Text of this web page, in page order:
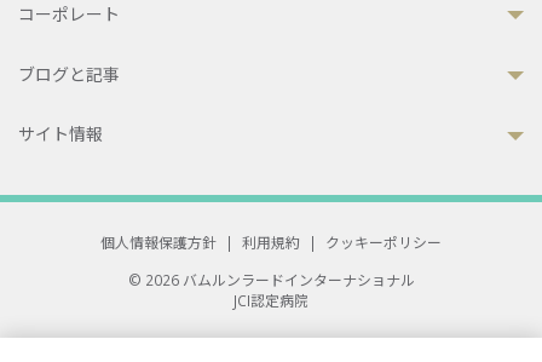
コーポレート
ブログと記事
サイト情報
個人情報保護方針 | 利用規約 |
クッキーポリシー
© 2026 バムルンラードインターナショナル
JCI認定病院